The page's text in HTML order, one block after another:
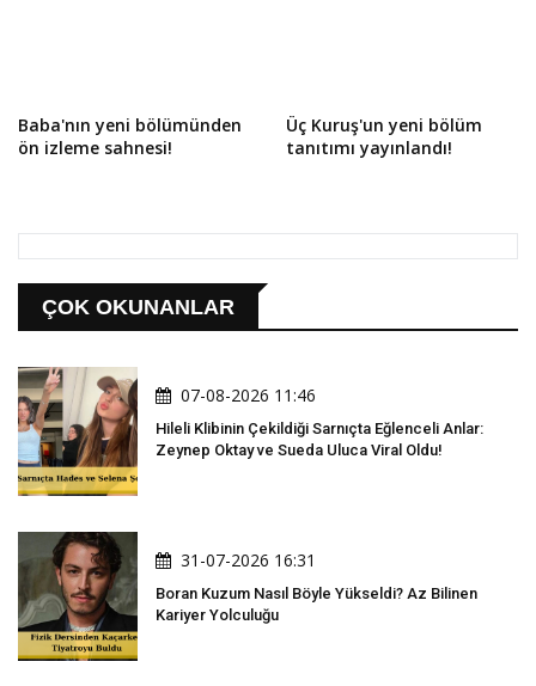
Baba'nın yeni bölümünden
ön izleme sahnesi!
Üç Kuruş'un yeni bölüm
tanıtımı yayınlandı!
ÇOK OKUNANLAR
07-08-2026 11:46
Hileli Klibinin Çekildiği Sarnıçta Eğlenceli Anlar:
Zeynep Oktay ve Sueda Uluca Viral Oldu!
31-07-2026 16:31
Boran Kuzum Nasıl Böyle Yükseldi? Az Bilinen
Kariyer Yolculuğu